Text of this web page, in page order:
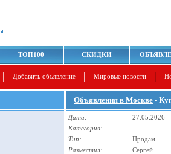
ТОП100 СКИДКИ
Добавить объявление Мировые новости
Объявления в Москве -
Дата:
27.05.2026
Категория:
Тип:
Продам
Разместил:
Сергей